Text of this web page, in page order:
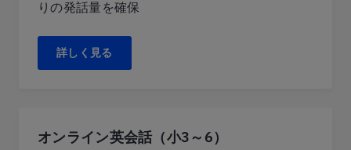
りの発話量を確保
詳しく見る
オンライン英会話（小3～6）